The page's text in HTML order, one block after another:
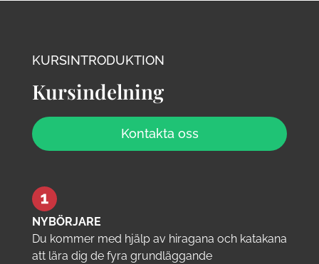
KURSINTRODUKTION
Kursindelning
Kontakta oss
NYBÖRJARE
Du kommer med hjälp av hiragana och katakana
att lära dig de fyra grundläggande